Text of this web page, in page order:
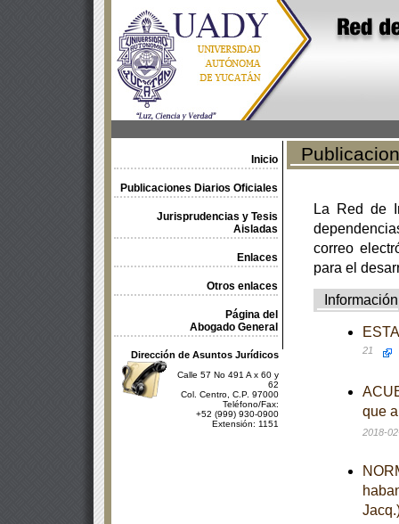
Inicio
Publicaciones Diarios Oficiales
Jurisprudencias y Tesis
Aisladas
Enlaces
Otros enlaces
Página del
Abogado General
Dirección de Asuntos Jurídicos
Calle 57 No 491 A x 60 y
62
Col. Centro, C.P. 97000
Teléfono/Fax:
+52 (999) 930-0900
Extensión: 1151
La Red de
correo
para el
Información
21
que
2018-